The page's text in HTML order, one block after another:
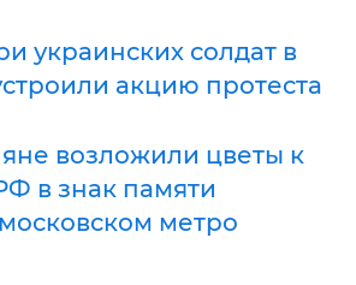
украинских солдат в
акцию протеста
возложили цветы к
в знак памяти
метро